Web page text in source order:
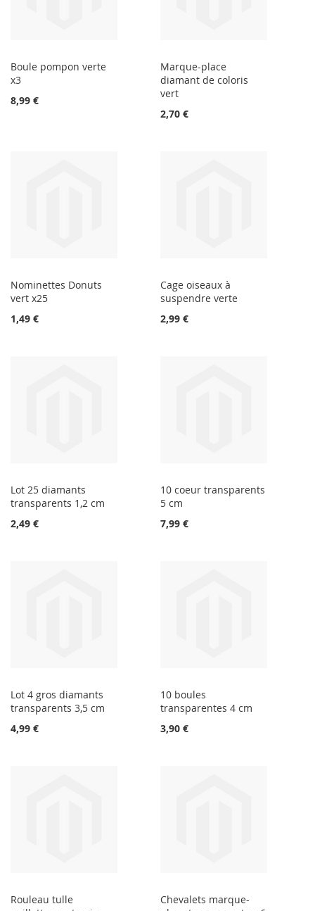
Boule pompon verte
x3
8,99 €
Marque-place
diamant de coloris
vert
2,70 €
Nominettes Donuts
vert x25
1,49 €
Cage oiseaux à
suspendre verte
2,99 €
Lot 25 diamants
transparents 1,2 cm
2,49 €
10 coeur transparents
5 cm
7,99 €
Lot 4 gros diamants
transparents 3,5 cm
4,99 €
10 boules
transparentes 4 cm
3,90 €
Rouleau tulle
Chevalets marque-